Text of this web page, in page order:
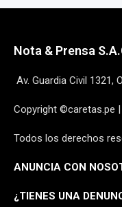
Nota & Prensa
Av. Guardia Civil 1321,
Copyright ©caretas.pe
Todos los derechos
ANUNCIA CON
¿TIENES UNA